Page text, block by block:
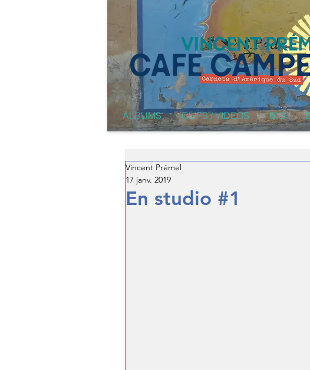
ALBUMS CLIPS / VIDEOS BIO
En studio #1
Vincent Prémel
17 janv. 2019